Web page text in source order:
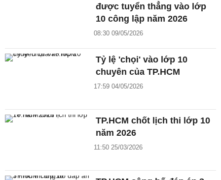
được tuyển thẳng vào lớp
10 công lập năm 2026
08:30 09/05/2026
Tỷ lệ 'chọi' vào lớp 10
chuyên của TP.HCM
17:59 04/05/2026
TP.HCM chốt lịch thi lớp 10
năm 2026
11:50 25/03/2026